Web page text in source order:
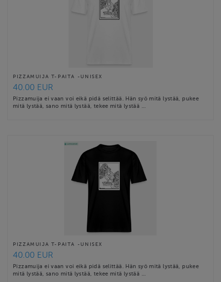
PIZZAMUIJA T-PAITA -UNISEX
40.00 EUR
Pizzamuija ei vaan voi eikä pidä selittää. Hän syö mitä lystää, pukee
mitä lystää, sano mitä lystää, tekee mitä lystää …
PIZZAMUIJA T-PAITA -UNISEX
40.00 EUR
Pizzamuija ei vaan voi eikä pidä selittää. Hän syö mitä lystää, pukee
mitä lystää, sano mitä lystää, tekee mitä lystää …